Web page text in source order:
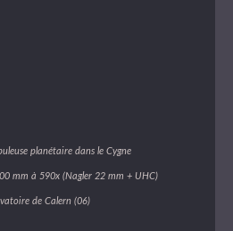
planétaire dans le Cygne
mm à 590x (Nagler 22 mm + UHC)
de Calern (06)